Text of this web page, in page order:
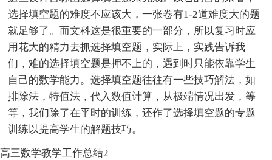
选择填空题的难度不应该大，一张卷有1-2道难度大的题
就足够了。而文科这是很重要的一部分，所以复习时应
用花大的精力去抓选择填空题，实际上，实践告诉我
们，难的选择填空题是押不上的，遇到时只能依靠学生
自己的数学能力。选择填空题往往有一些技巧解法，如
排除法，特值法，代入数值计算，从极端情况出发，等
等，我们除了在平时的训练，还作了选择填空题的专题
训练以提高学生的解题技巧。
高三数学教学工作总结2